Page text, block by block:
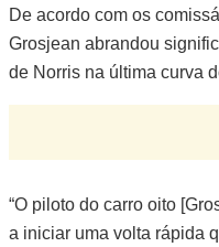
De acordo com os
Grosjean abrandou
de Norris na última curva
“O piloto do carro oito
a iniciar uma volta rápida